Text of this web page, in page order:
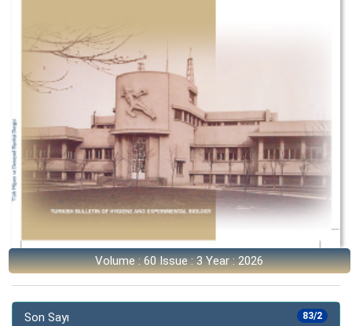
Volume : 60 Issue : 3 Year : 2026
83/2
Son Sayı